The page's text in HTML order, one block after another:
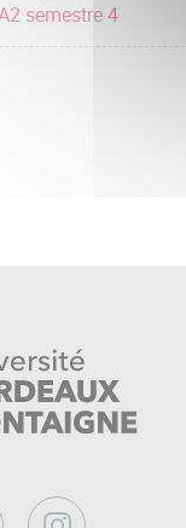
semestre 4